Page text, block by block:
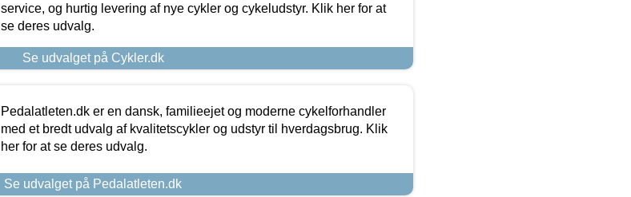
service, og hurtig levering af nye cykler og cykeludstyr. Klik her for at
se deres udvalg.
Se udvalget på Cykler.dk
Pedalatleten.dk er en dansk, familieejet og moderne cykelforhandler
med et bredt udvalg af kvalitetscykler og udstyr til hverdagsbrug. Klik
her for at se deres udvalg.
Se udvalget på Pedalatleten.dk